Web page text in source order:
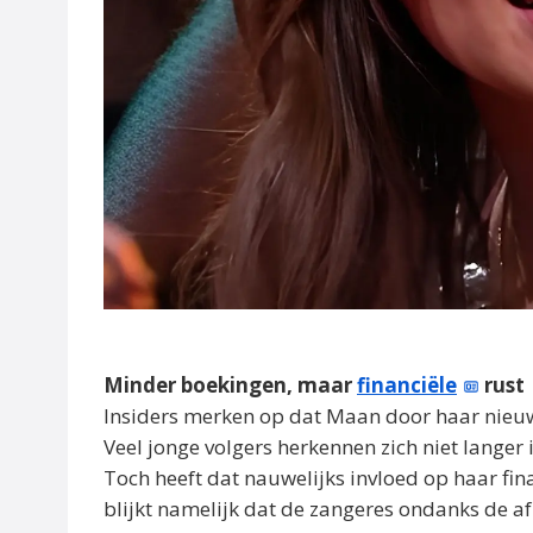
Minder boekingen, maarfinanciële
rust
Insiders merken op dat Maan door haar
Veel jonge volgers herkennen zich niet
Toch heeft dat nauwelijks invloed op haar
blijkt namelijk dat de zangeres ondanks de